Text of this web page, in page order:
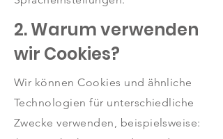
2. Warum verwenden
wir Cookies?
Wir können Cookies und ähnliche
Technologien für unterschiedliche
Zwecke verwenden, beispielsweise: